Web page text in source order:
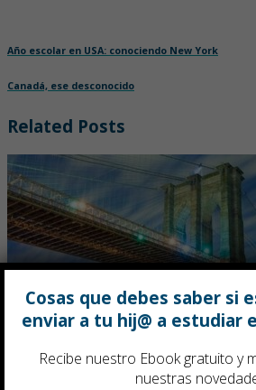
Año escolar en USA: conociendo New York
Canadá, ese desconocido
Related Posts
Cosas que debes saber si
enviar a tu hij@ a estudiar
Recibe nuestro Ebook gratuito y
nuestras